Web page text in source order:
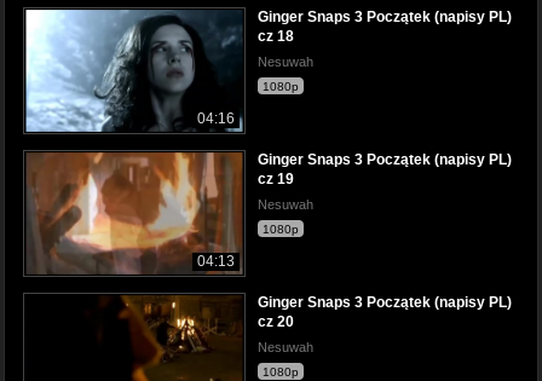
04:16
Ginger Snaps 3 Początek (napisy PL)
cz 18
Nesuwah
1080p
04:13
Ginger Snaps 3 Początek (napisy PL)
cz 19
Nesuwah
1080p
Ginger Snaps 3 Początek (napisy PL)
cz 20
Nesuwah
1080p